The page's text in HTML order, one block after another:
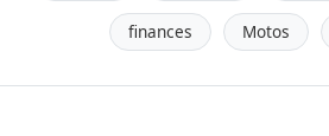
finances Motos